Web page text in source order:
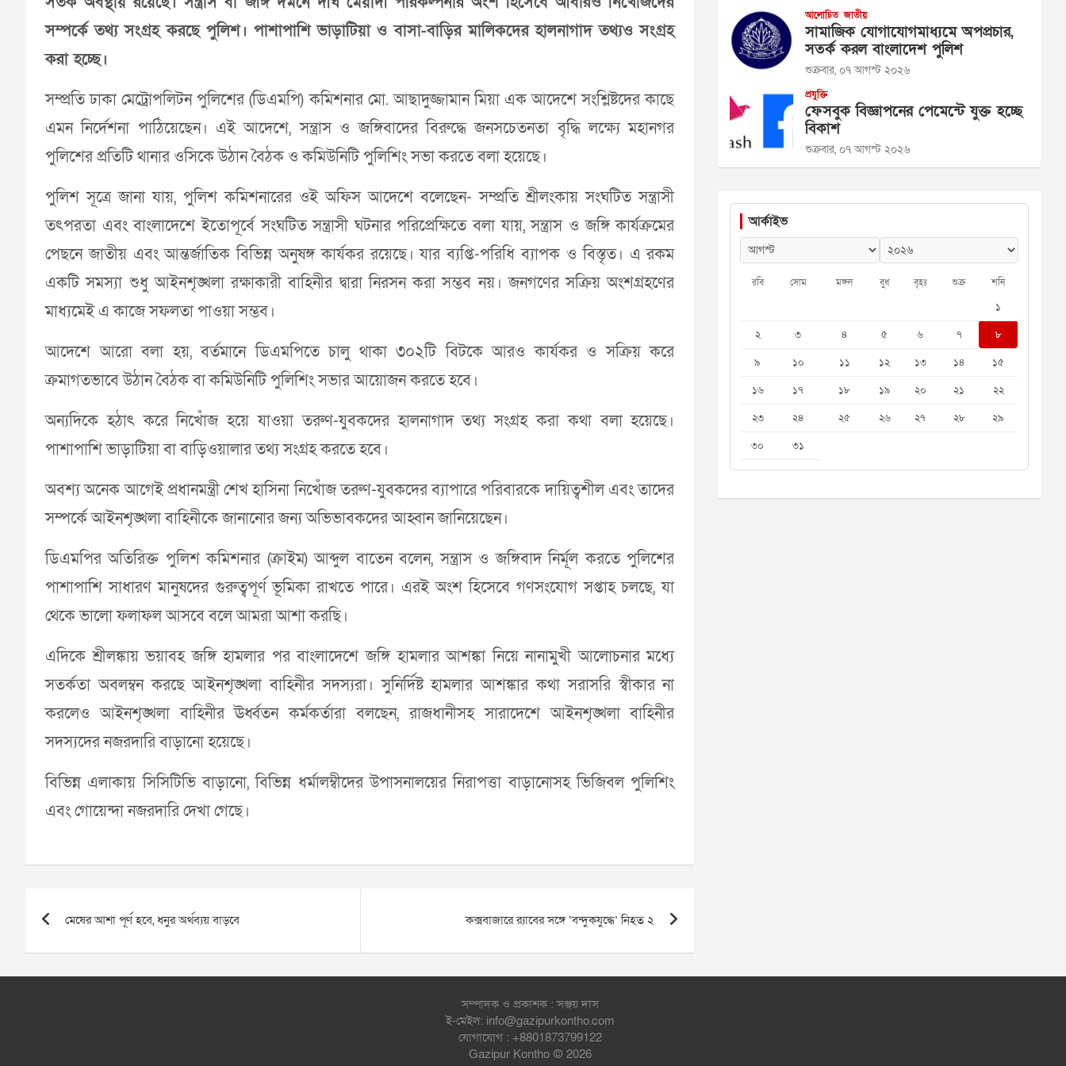
সম্পর্কে তথ্য সংগ্রহ করছে পুলিশ। পাশাপাশি ভাড়াটিয়া ও বাসা-বাড়ির মালিকদের হালনাগাদ তথ্যও সংগ্রহ
করা হচ্ছে।
সম্প্রতি ঢাকা মেট্রোপলিটন পুলিশের (ডিএমপি) কমিশনার মো. আছাদুজ্জামান মিয়া এক আদেশে সংশ্লিষ্টদের কাছে
এমন নির্দেশনা পাঠিয়েছেন। এই আদেশে, সন্ত্রাস ও জঙ্গিবাদের বিরুদ্ধে জনসচেতনতা বৃদ্ধি লক্ষ্যে মহানগর
পুলিশের প্রতিটি থানার ওসিকে উঠান বৈঠক ও কমিউনিটি পুলিশিং সভা করতে বলা হয়েছে।
পুলিশ সূত্রে জানা যায়, পুলিশ কমিশনারের ওই অফিস আদেশে বলেছেন- সম্প্রতি শ্রীলংকায় সংঘটিত সন্ত্রাসী
তৎপরতা এবং বাংলাদেশে ইতোপূর্বে সংঘটিত সন্ত্রাসী ঘটনার পরিপ্রেক্ষিতে বলা যায়, সন্ত্রাস ও জঙ্গি কার্যক্রমের
পেছনে জাতীয় এবং আন্তর্জাতিক বিভিন্ন অনুষঙ্গ কার্যকর রয়েছে। যার ব্যপ্তি-পরিধি ব্যাপক ও বিস্তৃত। এ রকম
একটি সমস্যা শুধু আইনশৃঙ্খলা রক্ষাকারী বাহিনীর দ্বারা নিরসন করা সম্ভব নয়। জনগণের সক্রিয় অংশগ্রহণের
মাধ্যমেই এ কাজে সফলতা পাওয়া সম্ভব।
আদেশে আরো বলা হয়, বর্তমানে ডিএমপিতে চালু থাকা ৩০২টি বিটকে আরও কার্যকর ও সক্রিয় করে
ক্রমাগতভাবে উঠান বৈঠক বা কমিউনিটি পুলিশিং সভার আয়োজন করতে হবে।
অন্যদিকে হঠাৎ করে নিখোঁজ হয়ে যাওয়া তরুণ-যুবকদের হালনাগাদ তথ্য সংগ্রহ করা কথা বলা হয়েছে।
পাশাপাশি ভাড়াটিয়া বা বাড়িওয়ালার তথ্য সংগ্রহ করতে হবে।
অবশ্য অনেক আগেই প্রধানমন্ত্রী শেখ হাসিনা নিখোঁজ তরুণ-যুবকদের ব্যাপারে পরিবারকে দায়িত্বশীল এবং তাদের
সম্পর্কে আইনশৃঙ্খলা বাহিনীকে জানানোর জন্য অভিভাবকদের আহ্বান জানিয়েছেন।
ডিএমপির অতিরিক্ত পুলিশ কমিশনার (ক্রাইম) আব্দুল বাতেন বলেন, সন্ত্রাস ও জঙ্গিবাদ নির্মূল করতে পুলিশের
পাশাপাশি সাধারণ মানুষদের গুরুত্বপূর্ণ ভূমিকা রাখতে পারে। এরই অংশ হিসেবে গণসংযোগ সপ্তাহ চলছে, যা
থেকে ভালো ফলাফল আসবে বলে আমরা আশা করছি।
এদিকে শ্রীলঙ্কায় ভয়াবহ জঙ্গি হামলার পর বাংলাদেশে জঙ্গি হামলার আশঙ্কা নিয়ে নানামুখী আলোচনার মধ্যে
সতর্কতা অবলম্বন করছে আইনশৃঙ্খলা বাহিনীর সদস্যরা। সুনির্দিষ্ট হামলার আশঙ্কার কথা সরাসরি স্বীকার না
করলেও আইনশৃঙ্খলা বাহিনীর ঊর্ধ্বতন কর্মকর্তারা বলছেন, রাজধানীসহ সারাদেশে আইনশৃঙ্খলা বাহিনীর
সদস্যদের নজরদারি বাড়ানো হয়েছে।
বিভিন্ন এলাকায় সিসিটিভি বাড়ানো, বিভিন্ন ধর্মালম্বীদের উপাসনালয়ের নিরাপত্তা বাড়ানোসহ ভিজিবল পুলিশিং
এবং গোয়েন্দা নজরদারি দেখা গেছে।
navigation
মেষের আশা পূর্ণ হবে, ধনুর অর্থব্যয় বাড়বে কক্সবাজারে র‌্যাবের সঙ্গে ‘বন্দুকযুদ্ধে’ নিহত ২
আলোচিত জাতীয়
সামাজিক যোগাযোগমাধ্যমে অপপ্রচার,
সতর্ক করল বাংলাদেশ পুলিশ
শুক্রবার, ০৭ আগস্ট ২০২৬
প্রযুক্তি
ফেসবুক বিজ্ঞাপনের পেমেন্টে যুক্ত হচ্ছে
বিকাশ
শুক্রবার, ০৭ আগস্ট ২০২৬
আর্কাইভ
রবি সোম মঙ্গল বুধ বৃহঃ শুক্র শনি
১
২
৩ ৪ ৫ ৬ ৭
৮
৯
১০ ১১ ১২ ১৩ ১৪
১৫
১৬
১৭ ১৮ ১৯ ২০ ২১
২২
২৩
২৪ ২৫ ২৬ ২৭ ২৮
২৯
৩০
৩১
সম্পাদক ও প্রকাশক : সঞ্জয় দাস
ই-মেইল: info@gazipurkontho.com
যোগাযোগ : +8801873799122
Gazipur Kontho © 2026